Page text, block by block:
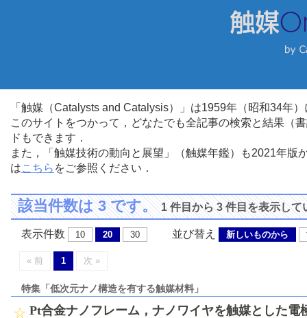
「触媒（Catalysts and Catalysis）」は1959年（昭和34年
このサイトをつかって，どなたでも全記事の検索と結果（
ドもできます．
また，「触媒技術の動向と展望」（触媒年鑑）も2021年
はこちら をご参照ください．
該当件数は 3 です。1 件目から 3 件目を表示して
表示件数 10 20 30 並び替え 新しいものから
« 前 1 次 »
特集「低次元ナノ構造を有する触媒材料」
Pt合金ナノフレーム，ナノワイヤを触媒とした電